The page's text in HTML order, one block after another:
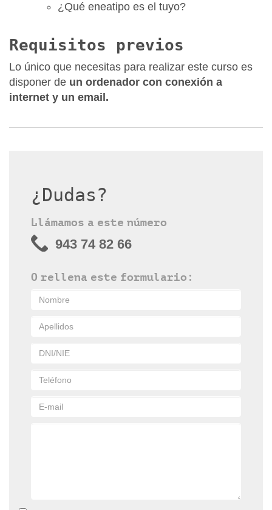
¿Qué eneatipo es el tuyo?
Requisitos previos
Lo único que necesitas para realizar este curso es
disponer de un ordenador con conexión a
internet y un email.
¿Dudas?
Llámamos a este número
943 74 82 66
O rellena este formulario: